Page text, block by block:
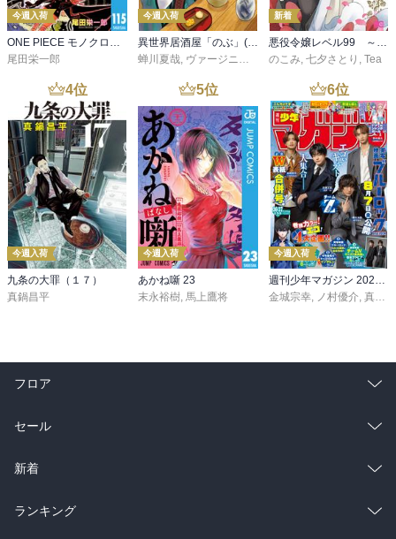
今週入荷
ONE PIECE モノクロ版 115
尾田栄一郎
今週入荷
異世界居酒屋「のぶ」(22)
蝉川夏哉, ヴァージニア二等兵 ,転
新着
悪役令嬢レベル99 ～私は裏ボスですが魔王ではありません～ その６
のこみ, 七夕さとり , Tea
4位
今週入荷
九条の大罪（１７）
真鍋昌平
5位
今週入荷
あかね噺 23
末永裕樹, 馬上鷹将
6位
今週入荷
週刊少年マガジン 2026年36・37号[2026年8月5日発売]
金城宗幸, ノ村優介, 真島ヒロ
フロア
総合
ラノベ
雑誌・グラビア
セール
総合
ラノベ
新着
総合
ランキング